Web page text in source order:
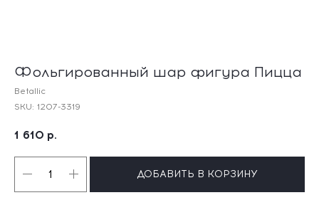
Фольгированный шар фигура Пицца
Betallic
SKU: 1207-3319
1 610 р.
ДОБАВИТЬ В КОРЗИНУ